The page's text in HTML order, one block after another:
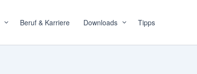
Beruf & Karriere Downloads Tipps